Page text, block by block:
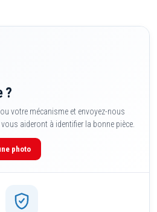
?
votre mécanisme et envoyez-nous
aideront à identifier la bonne pièce.
photo